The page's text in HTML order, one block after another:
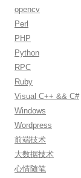
opencv
Perl
PHP
Python
RPC
Ruby
Visual C++ && C#
Windows
Wordpress
前端技术
大数据技术
心情随笔